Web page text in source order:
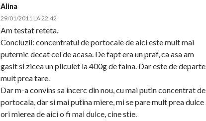
Alina
29/01/2011 LA 22:42
Am testat reteta.
Concluzii: concentratul de portocale de aici este mult mai
puternic decat cel de acasa. De fapt era un praf, ca asa am
gasit si zicea un pliculet la 400g de faina. Dar este de departe
mult prea tare.
Dar m-a convins sa incerc din nou, cu mai putin concentrat de
portocala, dar si mai putina miere, mi se pare mult prea dulce
ori mierea de aici o fi mai dulce, cine stie.